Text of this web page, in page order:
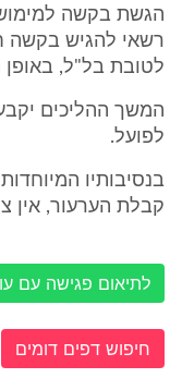
הגשת בקשה
רשאי להגיש בקשה
לטובת בל"ל, באופן
המשך ההליכים
לפועל.
בנסיבותיו
קבלת הערעור, אין
לתיאום פגישה עם עורך דין
חיפוש דפים דומים